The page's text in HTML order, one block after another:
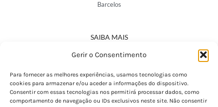
Gerir o Consentimento
Para fornecer as melhores experiências, usamos tecnologias como
cookies para armazenar e/ou aceder a informações do dispositivo.
Consentir com essas tecnologias nos permitirá processar dados, como
comportamento de navegação ou IDs exclusivos neste site. Não consentir
Barcelos
SAIBA MAIS
Política de Privacidade
Termos e Condições
Perguntas Frequentes
Custos de Envio